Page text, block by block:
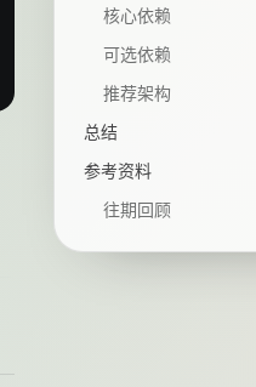
核心依赖
可选依赖
推荐架构
总结
参考资料
往期回顾